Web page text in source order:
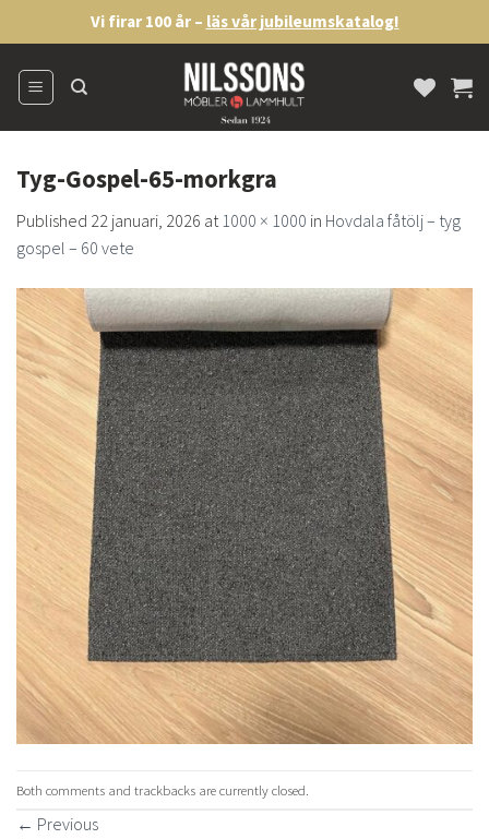
to
content
Vi firar 100 år – läs vår jubileumskatalog!
Tyg-Gospel-65-morkgra
Published 22 januari, 2026 at1000 × 1000 in Hovdala fåtölj – tyg
gospel – 60 vete
Both comments and trackbacks are currently closed.
← Previous